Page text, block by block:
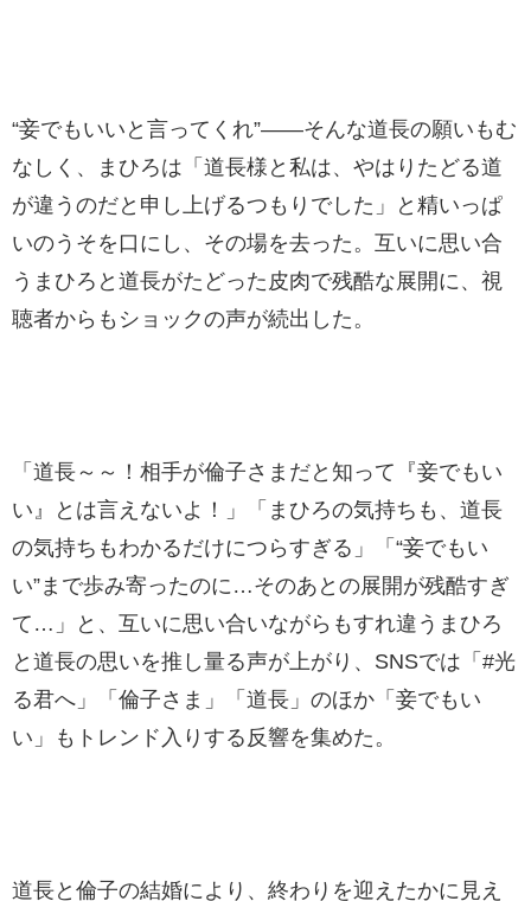
“妾でもいいと言ってくれ”――そんな道長の願いもむ
なしく、まひろは「道長様と私は、やはりたどる道
が違うのだと申し上げるつもりでした」と精いっぱ
いのうそを口にし、その場を去った。互いに思い合
うまひろと道長がたどった皮肉で残酷な展開に、視
聴者からもショックの声が続出した。
「道長～～！相手が倫子さまだと知って『妾でもい
い』とは言えないよ！」「まひろの気持ちも、道長
の気持ちもわかるだけにつらすぎる」「“妾でもい
い”まで歩み寄ったのに…そのあとの展開が残酷すぎ
て…」と、互いに思い合いながらもすれ違うまひろ
と道長の思いを推し量る声が上がり、SNSでは「#光
る君へ」「倫子さま」「道長」のほか「妾でもい
い」もトレンド入りする反響を集めた。
道長と倫子の結婚により、終わりを迎えたかに見え